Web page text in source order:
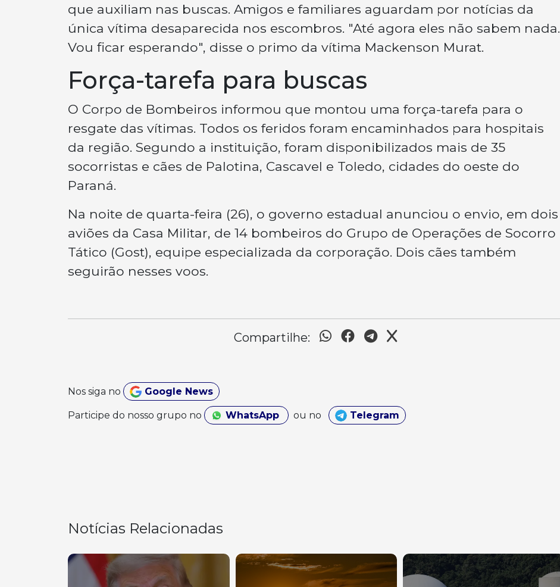
que auxiliam nas buscas. Amigos e familiares aguardam por notícias da
única vítima desaparecida nos escombros. "Até agora eles não sabem nada.
Vou ficar esperando", disse o primo da vítima Mackenson Murat.
Força-tarefa para buscas
O Corpo de Bombeiros informou que montou uma força-tarefa para o
resgate das vítimas. Todos os feridos foram encaminhados para hospitais
da região. Segundo a instituição, foram disponibilizados mais de 35
socorristas e cães de Palotina, Cascavel e Toledo, cidades do oeste do
Paraná.
Na noite de quarta-feira (26), o governo estadual anunciou o envio, em dois
aviões da Casa Militar, de 14 bombeiros do Grupo de Operações de Socorro
Tático (Gost), equipe especializada da corporação. Dois cães também
seguirão nesses voos.
Compartilhe:
Nos siga no Google News
Participe do nosso grupo no WhatsApp ou no Telegram
Notícias Relacionadas